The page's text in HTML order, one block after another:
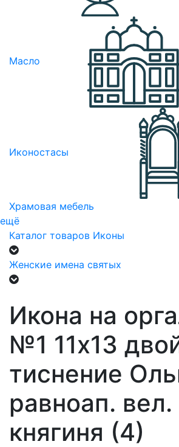
Масло
Иконостасы
Храмовая мебель
ещё
Каталог товаров Иконы
Женские имена святых
Икона на
№1 11х13
тиснение
равноап. вел.
княгиня (4)